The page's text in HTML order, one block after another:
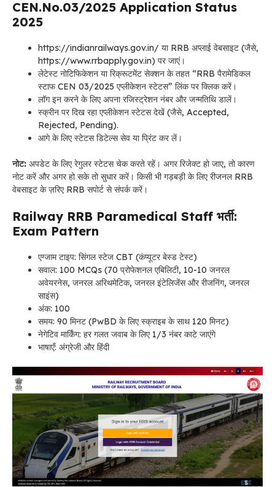
CEN.No.03/2025 Application Status
2025
https://indianrailways.gov.in/ या RRB अप्लाई वेबसाइट (जैसे,
https://www.rrbapply.gov.in) पर जाएं।
लेटेस्ट नोटिफिकेशन या रिक्रूटमेंट सेक्शन के तहत “RRB पैरामेडिकल
स्टाफ CEN 03/2025 एप्लीकेशन स्टेटस” लिंक पर क्लिक करें।
लॉग इन करने के लिए अपना रजिस्ट्रेशन नंबर और जन्मतिथि डालें।
स्क्रीन पर दिख रहा एप्लीकेशन स्टेटस देखें (जैसे, Accepted,
Rejected, Pending).
आगे के लिए स्टेटस डिटेल्स सेव या प्रिंट कर लें।
नोट: अपडेट के लिए रेगुलर स्टेटस चेक करते रहें। अगर रिजेक्ट हो जाए, तो कारण
नोट करें और अगर हो सके तो सुधार करें। किसी भी गड़बड़ी के लिए रीजनल RRB
वेबसाइट के ज़रिए RRB सपोर्ट से संपर्क करें।
Railway RRB Paramedical Staff भर्ती:
Exam Pattern
एग्जाम टाइप: सिंगल स्टेज CBT (कंप्यूटर बेस्ड टेस्ट)
सवाल: 100 MCQs (70 प्रोफेशनल एबिलिटी, 10-10 जनरल
अवेयरनेस, जनरल अरिथमेटिक, जनरल इंटेलिजेंस और रीजनिंग, जनरल
साइंस)
अंक: 100
समय: 90 मिनट (PwBD के लिए स्क्राइब के साथ 120 मिनट)
नेगेटिव मार्किंग: हर गलत जवाब के लिए 1/3 नंबर काटे जाएंगे
भाषाएँ: अंग्रेजी और हिंदी